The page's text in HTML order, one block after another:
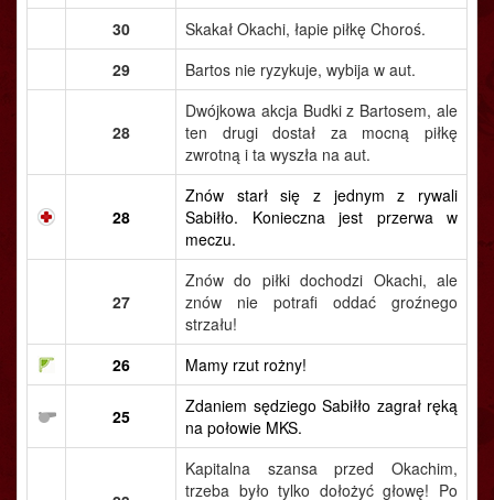
30
Skakał Okachi, łapie piłkę Choroś.
29
Bartos nie ryzykuje, wybija w aut.
28
Dwójkowa akcja Budki z Bartosem, ale
ten drugi dostał za mocną piłkę
zwrotną i ta wyszła na aut.
28
Znów starł się z jednym z rywali
Sabiłło. Konieczna jest przerwa w
meczu.
27
Znów do piłki dochodzi Okachi, ale
znów nie potrafi oddać groźnego
strzału!
26
Mamy rzut rożny!
25
Zdaniem sędziego Sabiłło zagrał ręką
na połowie MKS.
Kapitalna szansa przed Okachim,
trzeba było tylko dołożyć głowę! Po